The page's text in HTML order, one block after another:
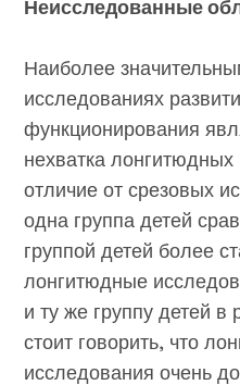
Неисследованные
Наиболее
исследованиях
функционирования
нехватка
отличие от срезовых
одна группа детей
группой детей более
лонгитюдные
и ту же группу детей в
стоит говорить, что
исследования очень